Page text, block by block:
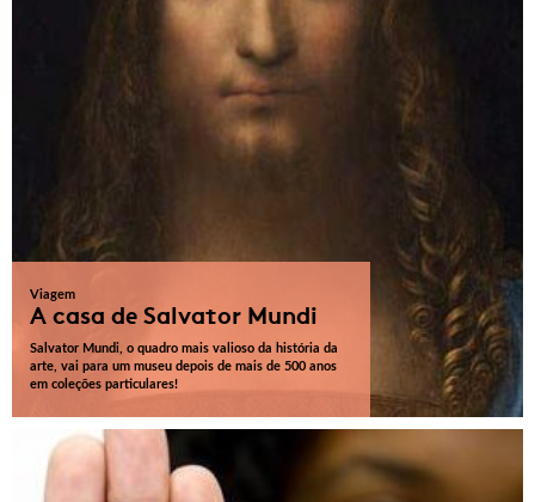
Viagem
A casa de Salvator Mundi
Salvator Mundi, o quadro mais valioso da história da
arte, vai para um museu depois de mais de 500 anos
em coleções particulares!